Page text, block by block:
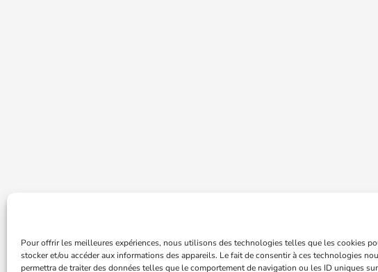
Pour offrir les meilleures expériences, nous utilisons des technologies telles que les cookies
stocker et/ou accéder aux informations des appareils. Le fait de consentir à ces technologies
permettra de traiter des données telles que le comportement de navigation ou les ID uniques sur